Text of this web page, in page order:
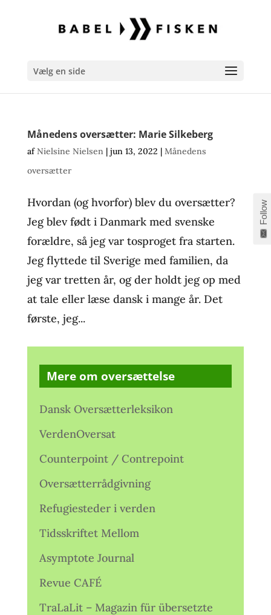
Vælg en side
Månedens oversætter: Marie Silkeberg
afNielsine Nielsen| jun 13, 2022 | Månedens
oversætter
Hvordan (og hvorfor) blev du oversætter?
Jeg blev født i Danmark med svenske
forældre, så jeg var tosproget fra starten.
Jeg flyttede til Sverige med familien, da
jeg var tretten år, og der holdt jeg op med
at tale eller læse dansk i mange år. Det
første, jeg...
Mere om oversættelse
Dansk Oversætterleksikon
VerdenOversat
Counterpoint / Contrepoint
Oversætterrådgivning
Refugiesteder i verden
Tidsskriftet Mellom
Asymptote Journal
Revue CAFÉ
TraLaLit – Magazin für übersetzte
Follow